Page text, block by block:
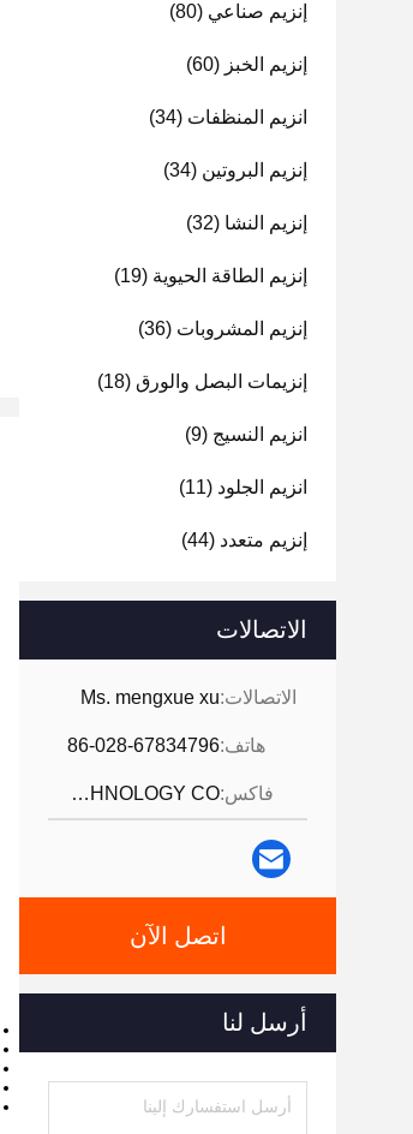
إنزيم صناعي (80)
إنزيم الخبز (60)
انزيم المنظفات (34)
إنزيم البروتين (34)
إنزيم النشا (32)
إنزيم الطاقة الحيوية (19)
إنزيم المشروبات (36)
إنزيمات البصل والورق (18)
انزيم النسيج (9)
انزيم الجلود (11)
إنزيم متعدد (44)
الاتصالات
الاتصالات:Ms. mengxue xu
هاتف:86-028-67834796
فاكس: JINTANG BESTWAY TECHNOLOGY CO
اتصل الآن
أرسل لنا